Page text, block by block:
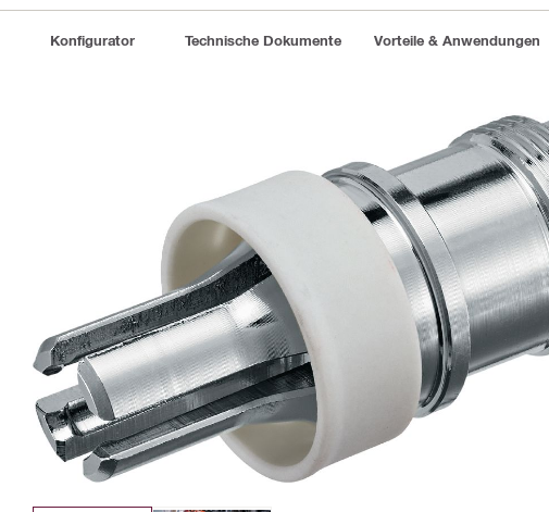
Konfigurator Technische Dokumente Vorteile & Anwendungen